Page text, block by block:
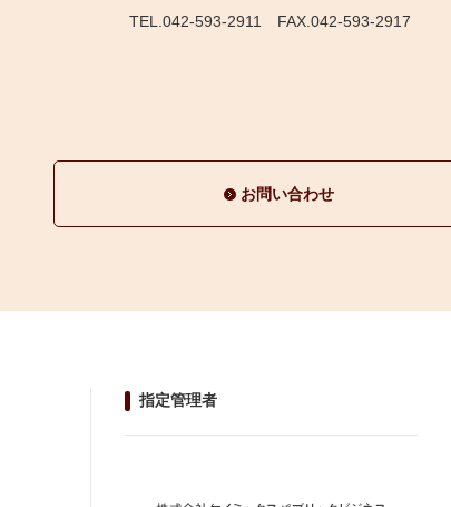
TEL.042-593-2911 FAX.042-593-2917
お問い合わせ
指定管理者